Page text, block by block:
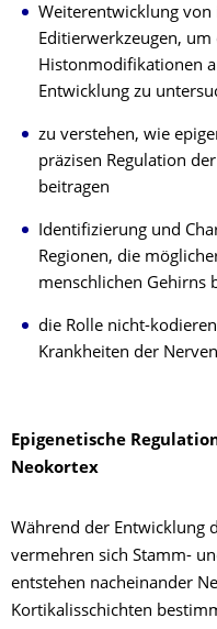
Weiterentwicklung von
Editierwerkzeugen, um
Histonmodifikationen
Entwicklung zu
zu verstehen, wie
präzisen Regulation
beitragen
Identifizierung und
Regionen, die
menschlichen Gehirns
die Rolle nicht-
Krankheiten der
Epigenetische
Neokortex
Während der Entwicklung
vermehren sich Stamm-
entstehen nacheinander
Kortikalisschichten